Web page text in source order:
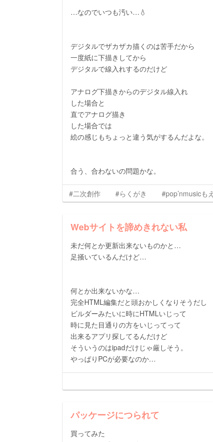
…なのでいつも汚い…💧
デジタルでザカザカ描くのは苦手だから
一度紙に下描きしてから
デジタルで線入れするのだけど
アナログ下描きからのデジタル線入れ
した場合と
直でアナログ描き
した場合では
絵の感じもちょっと違う気がするんだよな。
合う、合わないの問題かな。
#二次創作 #らくがき #pop’nmusicもえ
Webサイトを諦めきれない私
未だ何とか更新出来ないものかと…
足掻いているんだけど…
何とか出来ないかな…
完全HTML編集だと頭おかしくなりそうだし
ビルダーみたいに時にHTMLいじって
時に見た目通りの方をいじってって
出来るアプリ探してるんだけど
そういうのはipadだけじゃ厳しそう。
やっぱりPCが必要なのか…
パッケージにつられて
買ってみた